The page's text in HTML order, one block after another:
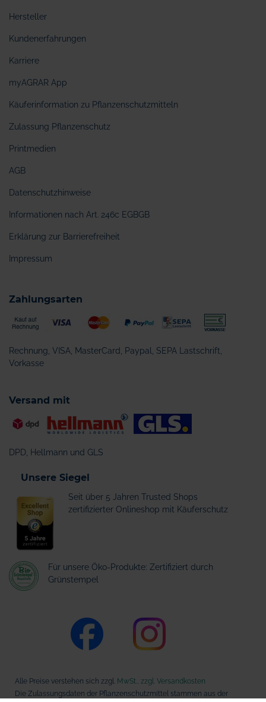
Hersteller
Kundenerfahrungen
Karriere
myAGRAR App
Käuferinformation zu Pflanzenschutzmitteln
Zulassung Pflanzenschutz
Printmedien
AGB
Datenschutzhinweise
Informationen nach Art. 246c EGBGB
Erklärung zur Barrierefreiheit
Impressum
Zahlungsarten
Rechnung, VISA, MasterCard, Paypal, SEPA Lastschrift,
Vorkasse
Versand mit
DPD, Hellmann und GLS
Unsere Siegel
Seit über 5 Jahren Trusted Shops
zertifizierter Onlineshop mit Käuferschutz
Für unsere Öko-Produkte: Zertifiziert durch
Grünstempel
Alle Preise verstehen sich zzgl. MwSt., zzgl. Versandkosten
Die Zulassungsdaten der Pflanzenschutzmittel stammen aus der